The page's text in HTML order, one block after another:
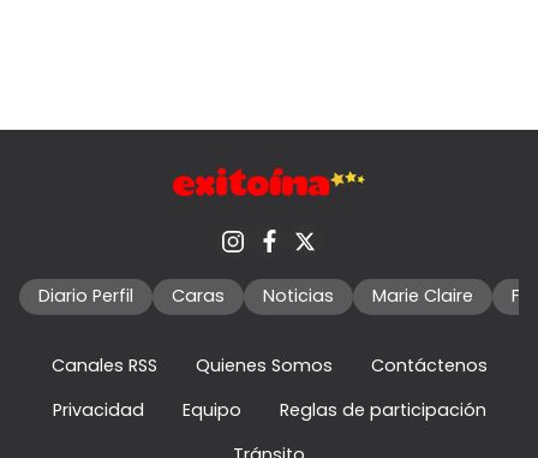
Diario Perfil Caras Noticias Marie Claire
Canales RSS Quienes Somos
Contáctenos
Privacidad
Equipo
Reglas de participación